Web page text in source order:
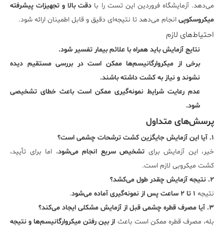
می‌دهد. آزمایشگاه فروردین این تست را با دقت بالا و تجهیزات پیشرفته
میکروسکوپی انجام می‌دهد تا نتیجه‌ای دقیق و قابل اطمینان ارائه شود.
احتیاط‌های لازم
نتایج آزمایش باید همراه با علائم بیمار تفسیر شود.
برخی از میکروارگانیسم‌ها ممکن است در بررسی مستقیم دیده
نشوند و نیاز به کشت داشته باشند.
عدم رعایت شرایط نمونه‌گیری ممکن است باعث خطای تشخیصی
شود.
پرسش‌های متداول
۱. آیا این آزمایش جایگزین کشت ترشحات چشمی است؟
خیر، این آزمایش برای تشخیص سریع انجام می‌شود، اما برای تأیید،
کشت میکروبی لازم است.
۲. نتیجه آزمایش چقدر طول می‌کشد؟
نتیجه ۱ تا ۲ ساعت پس از نمونه‌گیری آماده می‌شود
.
۳. آیا مصرف قطره چشمی قبل از آزمایش مشکلی ایجاد می‌کند؟
بله، مصرف قطره ممکن است باعث از بین رفتن میکروارگانیسم‌ها و نتیجه